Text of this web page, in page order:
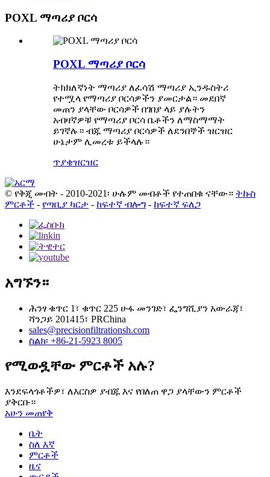
POXL ማጣሪያ ቦርሳ
POXL ማጣሪያ ቦርሳ
ትክክለኛነት ማጣሪያ ለፈሳሽ ማጣሪያ ኢንዱስትሪ
የተሟላ የማጣሪያ ቦርሳዎችን ያመርታል። መደበኛ
መጠን ያላቸው ቦርሳዎች በገበያ ላይ ያሉትን
አብዛኛዎቹ የማጣሪያ ቦርሳ ቤቶችን ለማስማማት
ይገኛሉ። ብጁ ማጣሪያ ቦርሳዎች ለደንበኞች ዝርዝር
ሁኔታም ሊመረቱ ይችላሉ።
ጥያቄዝርዝር
© የቅጂ መብት - 2010-2021፡ ሁሉም መብቶች የተጠበቁ ናቸው። ትኩስ
ምርቶች - የጣቢያ ካርታ - ከፍተኛ ብሎግ - ከፍተኛ ፍለጋ
አግኙን።
ሕንፃ ቁጥር 1፣ ቁጥር 225 ሁፋ መንገድ፣ ፌንግሺያን አውራጃ፣
ሻንጋይ 201415፣ PRChina
sales@precisionfiltrationsh.com
ስልክ፡ +86-21-5923 8005
የሚወዷቸው ምርቶች አሉ?
እንደፍላጎቶችዎ፣ ለእርስዎ ያብጁ እና የበለጠ ዋጋ ያላቸውን ምርቶች
ያቅርቡ።
አሁን መጠየቅ
ቤት
ስለ እኛ
ምርቶች
ዜና